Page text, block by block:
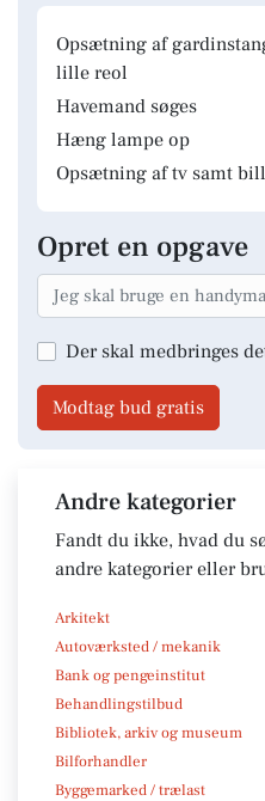
Opsætning af
lille reol
Havemand søges
Hæng lampe op
Opsætning af tv samt
Opret en opgave
Der skal medbringes
Modtag bud gratis
Andre kategorier
Fandt du ikke, hvad du
andre kategorier eller
Arkitekt
Autoværksted / mekanik
Bank og pengeinstitut
Behandlingstilbud
Bibliotek, arkiv og museum
Bilforhandler
Byggemarked / trælast